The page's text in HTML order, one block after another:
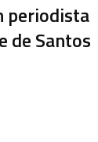
periodista
de Santos